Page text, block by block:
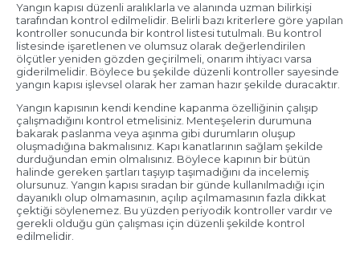
Yangın kapısı düzenli aralıklarla ve alanında uzman bilirkişi
tarafından kontrol edilmelidir. Belirli bazı kriterlere göre yapılan
kontroller sonucunda bir kontrol listesi tutulmalı. Bu kontrol
listesinde işaretlenen ve olumsuz olarak değerlendirilen
ölçütler yeniden gözden geçirilmeli, onarım ihtiyacı varsa
giderilmelidir. Böylece bu şekilde düzenli kontroller sayesinde
yangın kapısı işlevsel olarak her zaman hazır şekilde duracaktır.
Yangın kapısının kendi kendine kapanma özelliğinin çalışıp
çalışmadığını kontrol etmelisiniz. Menteşelerin durumuna
bakarak paslanma veya aşınma gibi durumların oluşup
oluşmadığına bakmalısınız. Kapı kanatlarının sağlam şekilde
durduğundan emin olmalısınız. Böylece kapının bir bütün
halinde gereken şartları taşıyıp taşımadığını da incelemiş
olursunuz. Yangın kapısı sıradan bir günde kullanılmadığı için
dayanıklı olup olmamasının, açılıp açılmamasının fazla dikkat
çektiği söylenemez. Bu yüzden periyodik kontroller vardır ve
gerekli olduğu gün çalışması için düzenli şekilde kontrol
edilmelidir.